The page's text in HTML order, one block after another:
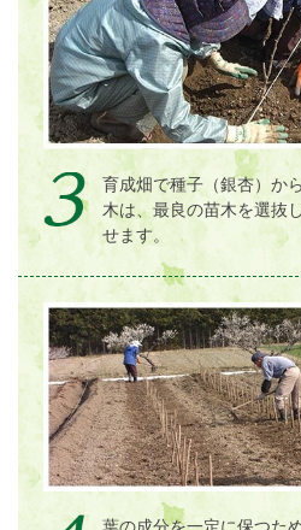
育成畑で種子（銀杏）か
木は、最良の苗木を選抜
せます。